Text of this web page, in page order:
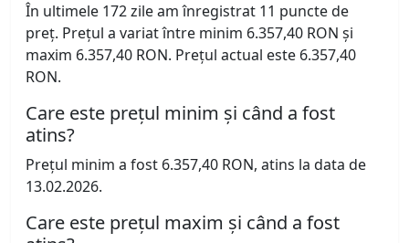
În ultimele 172 zile am înregistrat 11 puncte de
preț. Prețul a variat între minim 6.357,40 RON și
maxim 6.357,40 RON. Prețul actual este 6.357,40
RON.
Care este prețul minim și când a fost
atins?
Prețul minim a fost 6.357,40 RON, atins la data de
13.02.2026.
Care este prețul maxim și când a fost